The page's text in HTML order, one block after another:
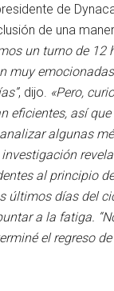
de
de una
un turno de 12
muy
, dijo. «Pero,
eficientes, así
algunas
al principio
últimos días del
a la fatiga.
el regreso